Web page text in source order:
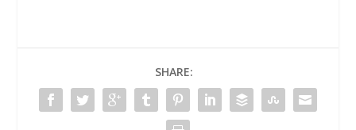
SHARE: